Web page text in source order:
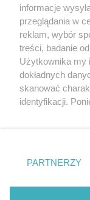
5 / 1
Nie zapomnij
zapoznać się z:
Twojemiasto
Piekary Śląskie
Chorzów
Tarnowskie Góry
Gliwice
informacje
przeglądania w
reklam, wybór
treści, badanie
Użytkownika my
dokładnych
skanować
identyfikacji.
prywatności
. Niektóre
zgody
takiemu
PARTNERZY